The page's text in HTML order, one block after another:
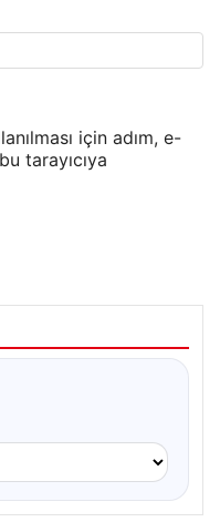
için adım, e-
tarayıcıya